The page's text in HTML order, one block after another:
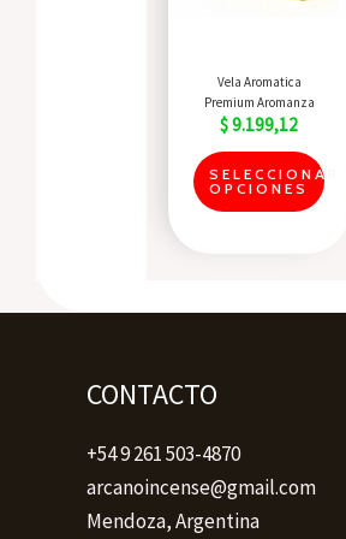
Quick View
Vela Aromatica
Premium Aromanza
$9.199,12
SELECCIONAR
OPCIONES
on
CONTACTO
+54 9 261 503-4870
arcanoincense@gmail.com
Mendoza, Argentina